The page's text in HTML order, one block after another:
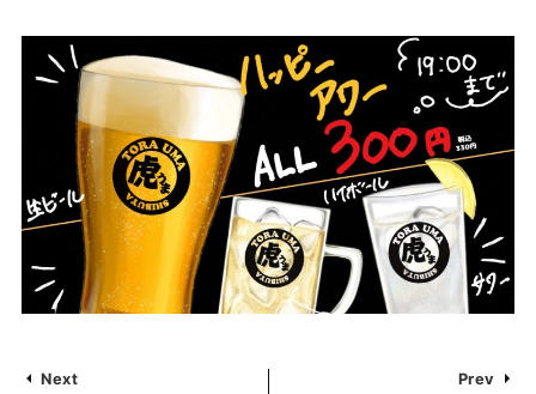
Next
Prev